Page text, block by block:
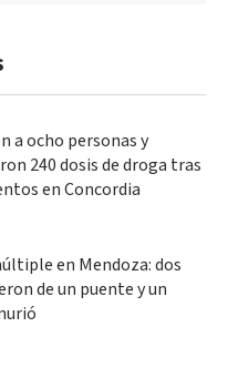
a ocho personas y
240 dosis de droga tras
en Concordia
en Mendoza: dos
de un puente y un